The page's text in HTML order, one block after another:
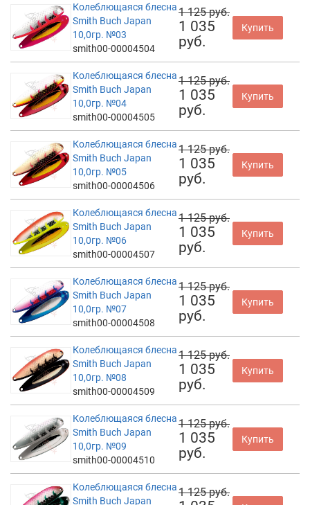
Колеблющаяся блесна
Smith Buch Japan
10,0гр. №03
smith00-00004504
1 125 руб.
1 035
руб.
Купить
Колеблющаяся блесна
Smith Buch Japan
10,0гр. №04
smith00-00004505
1 125 руб.
1 035
руб.
Купить
Колеблющаяся блесна
Smith Buch Japan
10,0гр. №05
smith00-00004506
1 125 руб.
1 035
руб.
Купить
Колеблющаяся блесна
Smith Buch Japan
10,0гр. №06
smith00-00004507
1 125 руб.
1 035
руб.
Купить
Колеблющаяся блесна
Smith Buch Japan
10,0гр. №07
smith00-00004508
1 125 руб.
1 035
руб.
Купить
Колеблющаяся блесна
Smith Buch Japan
10,0гр. №08
smith00-00004509
1 125 руб.
1 035
руб.
Купить
Колеблющаяся блесна
Smith Buch Japan
10,0гр. №09
smith00-00004510
1 125 руб.
1 035
руб.
Купить
Колеблющаяся блесна
Smith Buch Japan
1 125 руб.